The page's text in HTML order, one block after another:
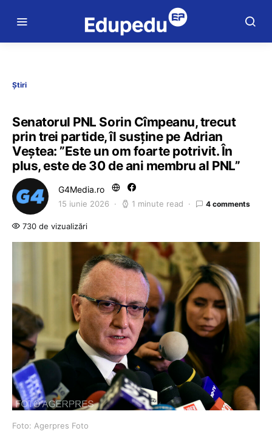
Știri
Senatorul PNL Sorin Cîmpeanu, trecut
prin trei partide, îl susține pe Adrian
Veștea: ”Este un om foarte potrivit. În
plus, este de 30 de ani membru al PNL”
G4Media.ro
15 iunie 2026 1 minute read 4 comments
730 de vizualizări
Foto: Agerpres Foto